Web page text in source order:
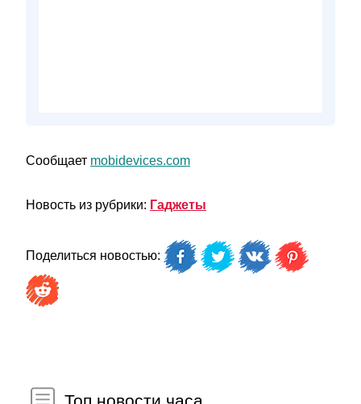
Сообщает mobidevices.com
Новость из рубрики: Гаджеты
Поделиться новостью:
Топ новости часа